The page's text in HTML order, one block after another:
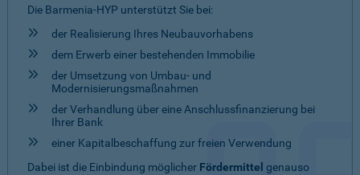
Die Barmenia-HYP unterstützt Sie bei:
der Realisierung Ihres Neubauvorhabens
dem Erwerb einer bestehenden Immobilie
der Umsetzung von Umbau- und
Modernisierungsmaßnahmen
der Verhandlung über eine Anschlussfinanzierung bei
Ihrer Bank
einer Kapitalbeschaffung zur freien Verwendung
Dabei ist die Einbindung möglicher Fördermittel genauso